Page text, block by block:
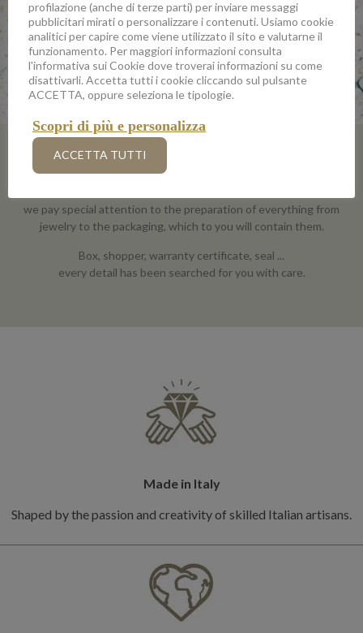
A BOX REFINED
we pay special attention to the preparation of everything from
jewelry to the packaging, which to you will contain them.
Box, shopper, warranty certificate, seal ...
every detail has been searched for you with care.
Made in Italy
Shaped by the passion and creativity of skilled Italian artisans.
profilazione (anche di terze parti) per inviare messaggi
pubblicitari mirati o personalizzare i contenuti. Usiamo cookie
analitici per capire come viene utilizzato il sito e valutarne il
funzionamento. Per maggiori informazioni consulta
l'informativa sui Cookie dove troverai informazioni su come
disattivarli. Accetta tutti i cookie cliccando sul pulsante
ACCETTA, oppure seleziona le tipologie.
Scopri di più e personalizza
ACCETTA TUTTI